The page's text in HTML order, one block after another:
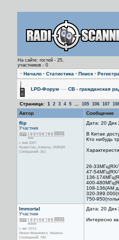
На сайте: гостей - 25,
участников - 0
· Начало · Статистика · Поиск ·
LPD-Форум —› CB - гражданская
Страница: 1 2 3 4 5 105 106 107
Автор
Сообщение
flip
Участник
с янв 2007
Казахстан, Алматы, UN9GIR
Сообщений: 351
Дата: 20 Дек
В Китае
Кто нибудь
26-
47-
136-
400-
108-136(AM
320-
750-
Immortal
Участник
с авг 2013
Ивано-Франковск, Украина
Сообщений: 780
Дата: 20 Дек
Интересно